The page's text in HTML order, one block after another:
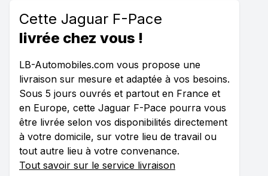
Cette Jaguar F-Pace
livrée chez vous !
LB-Automobiles.com vous propose une
livraison sur mesure et adaptée à vos besoins.
Sous 5 jours ouvrés et partout en France et
en Europe, cette Jaguar F-Pace pourra vous
être livrée selon vos disponibilités directement
à votre domicile, sur votre lieu de travail ou
tout autre lieu à votre convenance.
Tout savoir sur le service livraison